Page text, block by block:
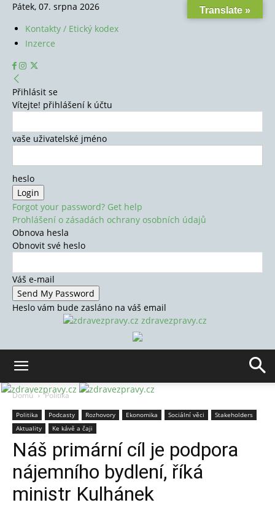
Pátek, 07. srpna 2026
Kontakty / Etický kodex
Inzerce
Přihlásit se
Vítejte! přihlášení k účtu
vaše uživatelské jméno
heslo
Forgot your password? Get help
Prohlášení o zásadách ochrany osobních údajů
Obnova hesla
Obnovit své heslo
Váš e-mail
Heslo vám bude zasláno na váš email
zdravezpravy.cz
Domů Politika
Politika Podcasty Rozhovory Ekonomika Sociální věci
Stakeholders
Aktuality
Ke kávě a čaji
Náš primární cíl je podpora
nájemního bydlení, říká
ministr Kulhánek
Translate »